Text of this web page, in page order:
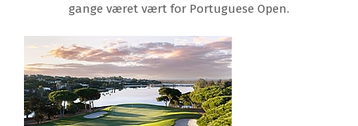
gange været vært for Portuguese Open.